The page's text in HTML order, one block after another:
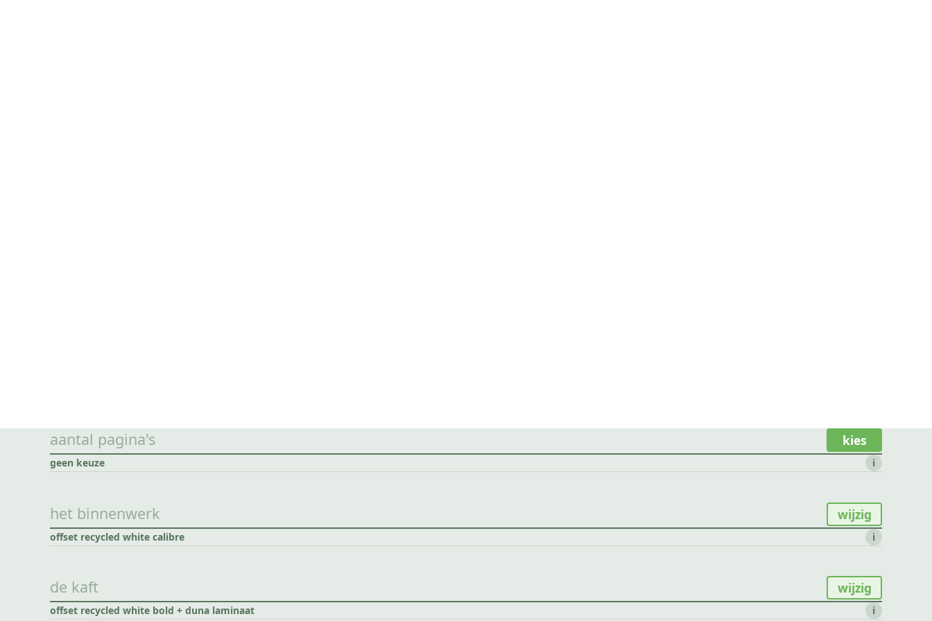
aantal pagina's kies
geen keuze i
het binnenwerk wijzig
offset recycled white calibre i
de kaft wijzig
offset recycled white bold + duna laminaat i